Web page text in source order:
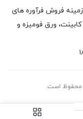
21 سال سابقه در زمینه فروش فرآوره های
ورق فومیزه و
محفوظ است.